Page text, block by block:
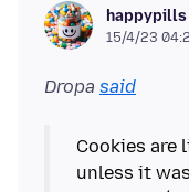
happypills
15/4/23
Dropa said
Cookies are
unless it